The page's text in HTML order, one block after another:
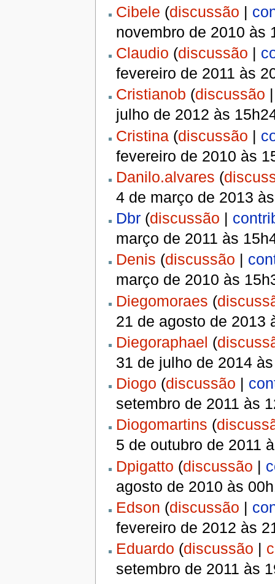
Cibele (discussão |
novembro de 2010 às
Claudio (discussão |
fevereiro de 2011 às
Cristianob (discussão
julho de 2012 às
Cristina (discussão |
fevereiro de 2010 às
Danilo.alvares (
4 de março de 2013
Dbr (discussão |
março de 2011 às
Denis (discussão |
março de 2010 às
Diegomoraes (
21 de agosto de 2013
Diegoraphael (
31 de julho de 2014
Diogo (discussão |
setembro de 2011 às
Diogomartins (
5 de outubro de 2011
Dpigatto (discussão |
agosto de 2010 às
Edson (discussão |
fevereiro de 2012 às
Eduardo (discussão |
setembro de 2011 às